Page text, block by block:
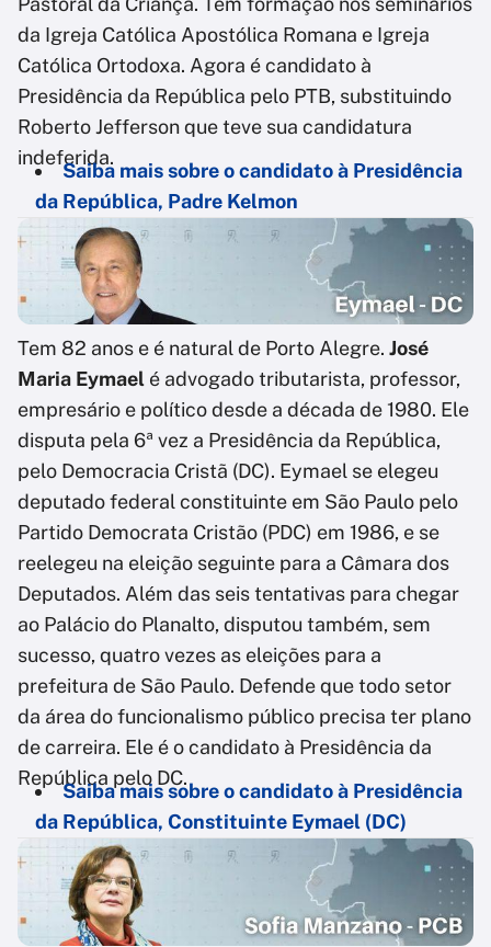
da Igreja Católica Apostólica Romana e Igreja
Católica Ortodoxa. Agora é candidato à
Presidência da República pelo PTB, substituindo
Roberto Jefferson que teve sua candidatura
indeferida.
Saiba mais sobre o candidato à Presidência
da República, Padre Kelmon
Tem 82 anos e é natural de Porto Alegre. José
Maria Eymael é advogado tributarista, professor,
empresário e político desde a década de 1980. Ele
disputa pela 6ª vez a Presidência da República,
pelo Democracia Cristã (DC). Eymael se elegeu
deputado federal constituinte em São Paulo pelo
Partido Democrata Cristão (PDC) em 1986, e se
reelegeu na eleição seguinte para a Câmara dos
Deputados. Além das seis tentativas para chegar
ao Palácio do Planalto, disputou também, sem
sucesso, quatro vezes as eleições para a
prefeitura de São Paulo. Defende que todo setor
da área do funcionalismo público precisa ter plano
de carreira. Ele é o candidato à Presidência da
República pelo DC.
Saiba mais sobre o candidato à Presidência
da República, Constituinte Eymael (DC)